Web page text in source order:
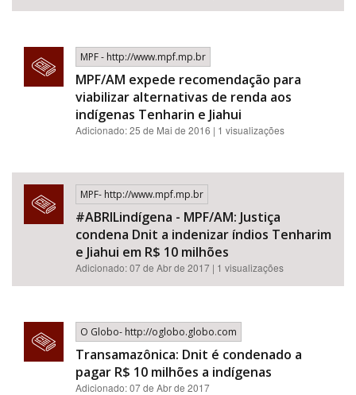
MPF - http://www.mpf.mp.br
MPF/AM expede recomendação para
viabilizar alternativas de renda aos
indígenas Tenharin e Jiahui
Adicionado: 25 de Mai de 2016 | 1 visualizações
MPF- http://www.mpf.mp.br
#ABRILindígena - MPF/AM: Justiça
condena Dnit a indenizar índios Tenharim
e Jiahui em R$ 10 milhões
Adicionado: 07 de Abr de 2017 | 1 visualizações
O Globo- http://oglobo.globo.com
Transamazônica: Dnit é condenado a
pagar R$ 10 milhões a indígenas
Adicionado: 07 de Abr de 2017